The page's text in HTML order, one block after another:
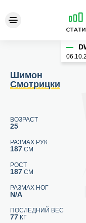
Шимон
Шимон
Смотрицки
ВОЗРАСТ
25
РАЗМАХ РУК
187 СМ
РОСТ
187 СМ
РАЗМАХ НОГ
N/A
ПОСЛЕДНИЙ ВЕС
77 КГ